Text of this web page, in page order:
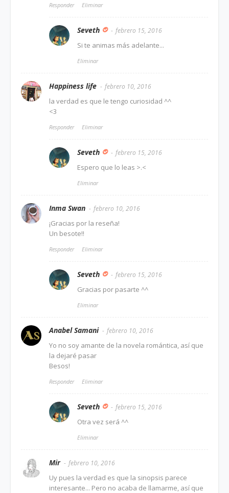
Responder Eliminar
Seveth febrero 15, 2016
Si te animas más adelante...
Eliminar
Happiness life febrero 10, 2016
la verdad es que le tengo curiosidad ^^
<3
Responder Eliminar
Seveth febrero 15, 2016
Espero que lo leas >.<
Eliminar
Inma Swan febrero 10, 2016
¡Gracias por la reseña!
Un besote!!
Responder Eliminar
Seveth febrero 15, 2016
Gracias por pasarte ^^
Eliminar
Anabel Samani febrero 10, 2016
Yo no soy amante de la novela romántica, así que
la dejaré pasar
Besos!
Responder Eliminar
Seveth febrero 15, 2016
Otra vez será ^^
Eliminar
Mir febrero 10, 2016
Uy pues la verdad es que la sinopsis parece
interesante... Pero no acaba de llamarme, así que